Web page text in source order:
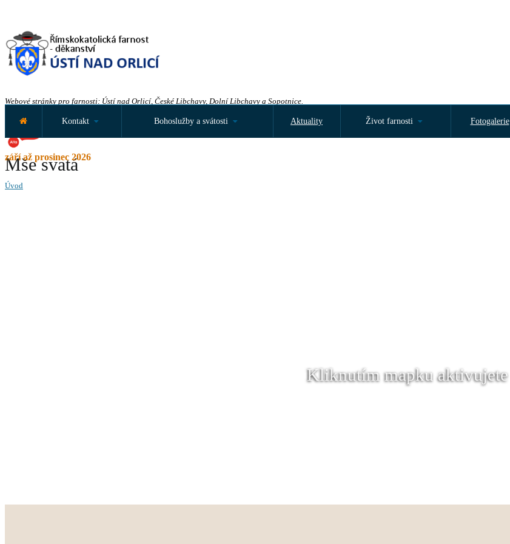
Webové stránky pro farnosti: Ústí nad Orlicí, České Libchavy, Dolní Libchavy a Sopotnice.
září až prosinec 2026
Kontakt Bohoslužby a svátosti Aktuality Život farnosti Fotogalerie
Mše svatá
Úvod
Kliknutím mapku aktivujete